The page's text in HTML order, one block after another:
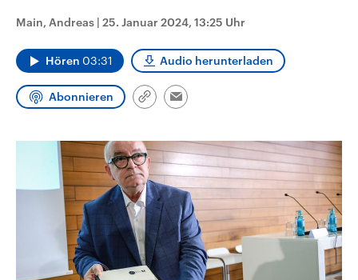
Umfragen, Prognosen,
Wahlprogramme, aktuelle Berichte
und Kandidaten der anstehenden
Wahl.
Main, Andreas | 25. Januar 2024, 13:25 Uhr
Hören 03:31 Audio herunterladen
Abonnieren
Link
Email